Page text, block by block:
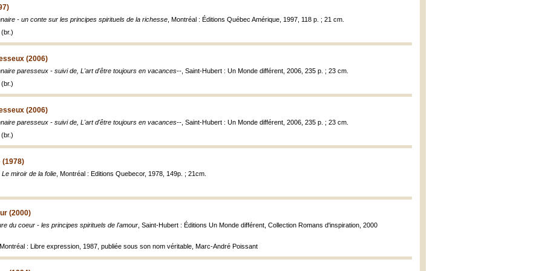
- un conte sur les principes spirituels de la richesse , Montréal : Éditions Québec Amérique, 1997, 118 p. ; 21 cm.
(2006)
paresseux - suivi de, L'art d'être toujours en vacances-- , Saint-Hubert : Un Monde différent, 2006, 235 p. ; 23 cm.
(2006)
paresseux - suivi de, L'art d'être toujours en vacances-- , Saint-Hubert : Un Monde différent, 2006, 235 p. ; 23 cm.
(1978)
Le miroir de la folie , Montréal : Editions Quebecor, 1978, 149p. ; 21cm.
(2000)
du coeur - les principes spirituels de l'amour , Saint-Hubert : Éditions Un Monde différent, Collection Romans d'inspiration, 2000
: Libre expression, 1987, publiée sous son nom véritable, Marc-André Poissant